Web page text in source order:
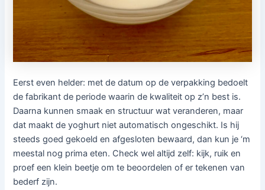
Eerst even helder: met de datum op de verpakking bedoelt
de fabrikant de periode waarin de kwaliteit op z’n best is.
Daarna kunnen smaak en structuur wat veranderen, maar
dat maakt de yoghurt niet automatisch ongeschikt. Is hij
steeds goed gekoeld en afgesloten bewaard, dan kun je ‘m
meestal nog prima eten. Check wel altijd zelf: kijk, ruik en
proef een klein beetje om te beoordelen of er tekenen van
bederf zijn.